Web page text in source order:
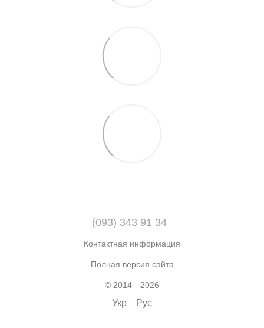
(093) 343 91 34
Контактная информация
Полная версия сайта
© 2014—2026
Укр Рус